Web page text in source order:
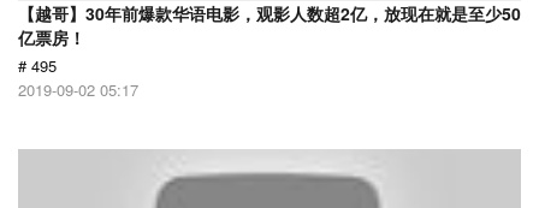
【越哥】30年前爆款华语电影，观影人数超2亿，放现在就是至少50
亿票房！
# 495
2019-09-02 05:17